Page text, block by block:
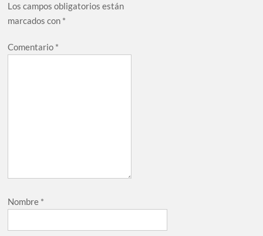
Los campos obligatorios están
marcados con *
Comentario *
Nombre *